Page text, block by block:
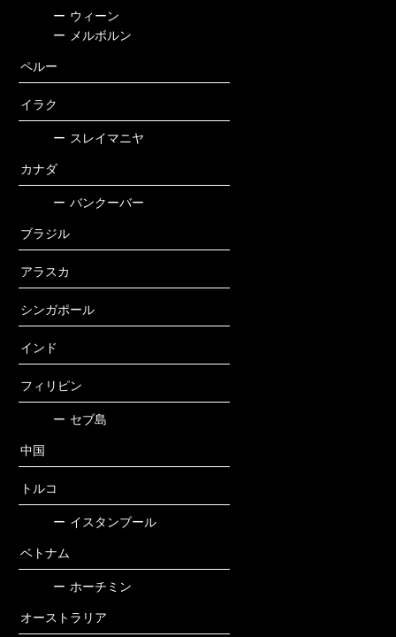
ー ウィーン
ー
メルボルン
ペルー
イラク
ー スレイマニヤ
カナダ
ー バンクーバー
ブラジル
アラスカ
シンガポール
インド
フィリピン
ー セブ島
中国
トルコ
ー イスタンブール
ベトナム
ー ホーチミン
オーストラリア